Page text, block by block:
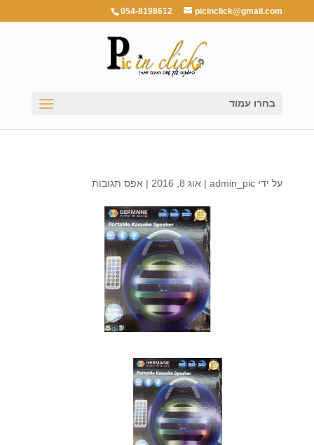
054-8198612 picinclick@gmail.com
בחרו עמוד
על ידי admin_pic
| אוג 8, 2016 | אפס תגובות